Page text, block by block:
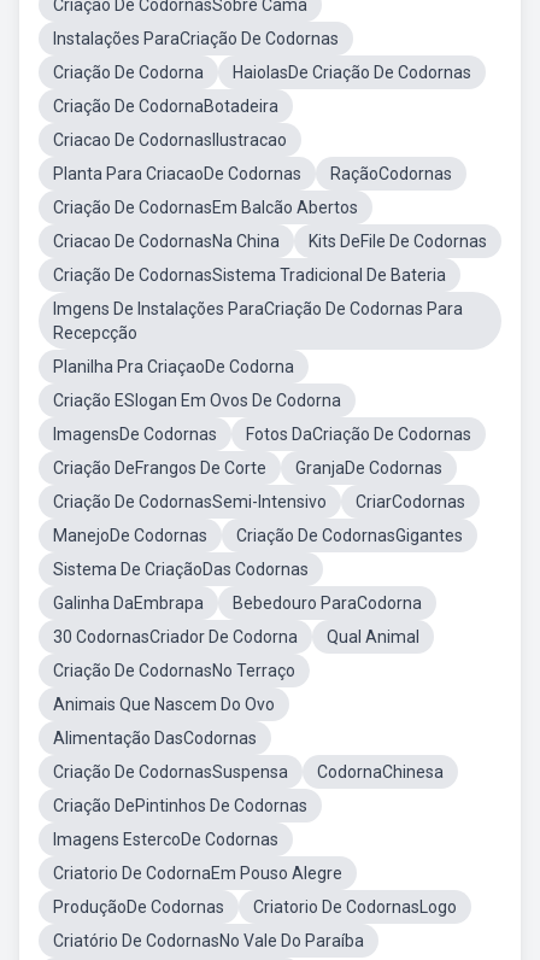
Criação De CodornasSobre Cama
Instalações ParaCriação De Codornas
Criação De Codorna
HaiolasDe Criação De Codornas
Criação De CodornaBotadeira
Criacao De CodornasIlustracao
Planta Para CriacaoDe Codornas
RaçãoCodornas
Criação De CodornasEm Balcão Abertos
Criacao De CodornasNa China
Kits DeFile De Codornas
Criação De CodornasSistema Tradicional De Bateria
Imgens De Instalações ParaCriação De Codornas Para
Recepcção
Planilha Pra CriaçaoDe Codorna
Criação ESlogan Em Ovos De Codorna
ImagensDe Codornas
Fotos DaCriação De Codornas
Criação DeFrangos De Corte
GranjaDe Codornas
Criação De CodornasSemi-Intensivo
CriarCodornas
ManejoDe Codornas
Criação De CodornasGigantes
Sistema De CriaçãoDas Codornas
Galinha DaEmbrapa
Bebedouro ParaCodorna
30 CodornasCriador De Codorna
Qual Animal
Criação De CodornasNo Terraço
Animais Que Nascem Do Ovo
Alimentação DasCodornas
Criação De CodornasSuspensa
CodornaChinesa
Criação DePintinhos De Codornas
Imagens EstercoDe Codornas
Criatorio De CodornaEm Pouso Alegre
ProduçãoDe Codornas
Criatorio De CodornasLogo
Criatório De CodornasNo Vale Do Paraíba